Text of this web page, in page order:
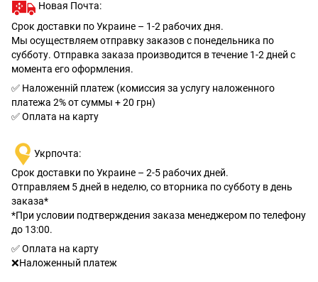
Новая Почта:
Срок доставки по Украине – 1-2 рабочих дня.
Мы осуществляем отправку заказов с понедельника по
субботу. Отправка заказа производится в течение 1-2 дней с
момента его оформления.
✅ Наложенній платеж (комиссия за услугу наложенного
платежа 2% от суммы + 20 грн)
✅ Оплата на карту
Укрпочта:
Срок доставки по Украине – 2-5 рабочих дней.
Отправляем 5 дней в неделю, со вторника по субботу в день
заказа*
*При условии подтверждения заказа менеджером по телефону
до 13:00.
✅ Оплата на карту
❌Наложенный платеж